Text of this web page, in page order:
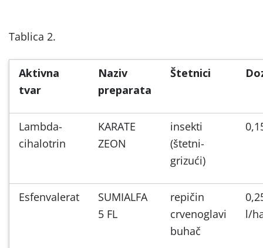
Tablica 2.
Aktivna
tvar
Naziv
preparata
Štetnici
Lambda-
cihalotrin
KARATE
ZEON
insekti
(štetni-
grizući)
Esfenvalerat
SUMIALFA
5 FL
repičin
crvenoglavi
buhač
l/